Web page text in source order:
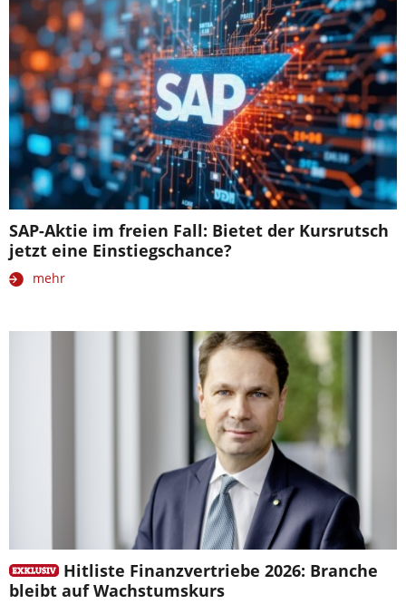
SAP-Aktie im freien Fall: Bietet der Kursrutsch
jetzt eine Einstiegschance?
mehr
Hitliste Finanzvertriebe 2026: Branche
bleibt auf Wachstumskurs